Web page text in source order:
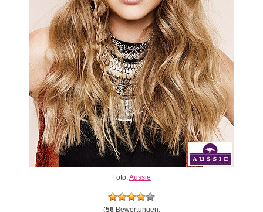
Foto:Aussie
(56Bewertungen,